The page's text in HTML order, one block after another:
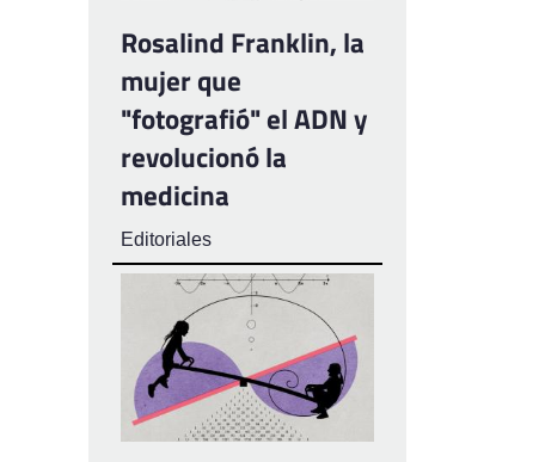
Rosalind Franklin, la
mujer que
"fotografió" el ADN y
revolucionó la
medicina
Editoriales